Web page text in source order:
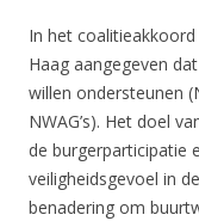
In het
Haag aangegeven
willen ondersteunen
NWAG’s). Het doel
de burgerparticipatie
veiligheidsgevoel in
benadering om